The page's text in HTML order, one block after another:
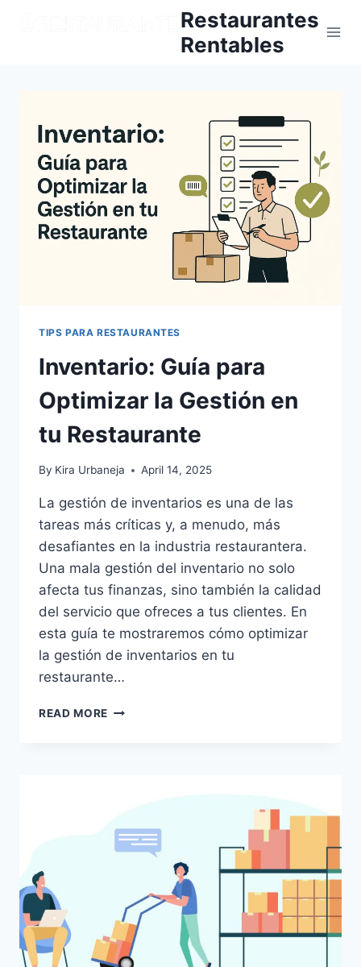
Restaurantes
Rentables
TIPS PARA RESTAURANTES
Inventario: Guía para
Optimizar la Gestión en
tu Restaurante
By Kira Urbaneja April 14, 2025
La gestión de inventarios es una de las
tareas más críticas y, a menudo, más
desafiantes en la industria restaurantera.
Una mala gestión del inventario no solo
afecta tus finanzas, sino también la calidad
del servicio que ofreces a tus clientes. En
esta guía te mostraremos cómo optimizar
la gestión de inventarios en tu
restaurante…
READ MORE INVENTARIO:
TU
RESTAURANTE